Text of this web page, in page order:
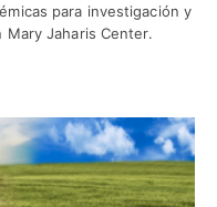
para investigación y
Jaharis Center.